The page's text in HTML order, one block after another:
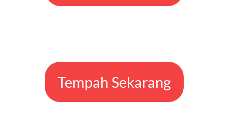
Tempah Sekarang